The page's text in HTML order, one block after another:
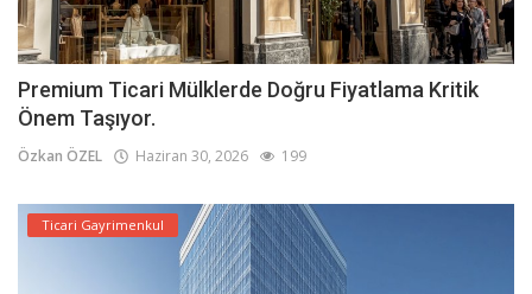
Premium Ticari Mülklerde Doğru Fiyatlama Kritik
Önem Taşıyor.
Özkan ÖZEL Haziran 30, 2026 199
Ticari Gayrimenkul